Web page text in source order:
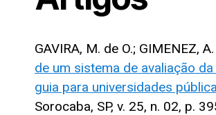
GAVIRA, M. de O.; GIMENEZ,
de um sistema de avaliação
guia para universidades
Sorocaba, SP, v. 25, n. 02, p.